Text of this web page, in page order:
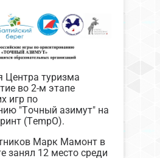
Центра туризма
во 2-м этапе
игр по
"Точный азимут" на
(TempO).
Марк Мамонт в
занял 12 место среди